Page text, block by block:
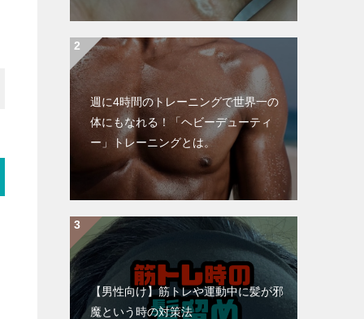
週に4時間のトレーニングで世界一の
体にもなれる！「ヘビーデューティ
ー」トレーニングとは。
【男性向け】筋トレや運動中に髪が邪
魔という時の対策法